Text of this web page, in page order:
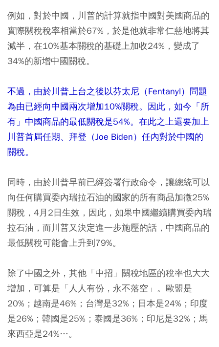
例如，對於中國，川普的計算就指中國對美國商品的
實際關稅稅率相當於67%，於是他就非常仁慈地將其
減半，在10%基本關稅的基礎上加收24%，變成了
34%的新增中國關稅。
不過，由於川普上台之後以芬太尼（Fentanyl）問題
為由已經向中國兩次增加10%關稅。因此，如今「所
有」中國商品的最低關稅是54%。在此之上還要加上
川普首屆任期、拜登（Joe Biden）任內對於中國的
關稅。
同時，由於川普早前已經簽署行政命令，讓總統可以
向任何購買委內瑞拉石油的國家的所有商品加徵25%
關稅，4月2日生效，因此，如果中國繼續購買委內瑞
拉石油，而川普又決定進一步施壓的話，中國商品的
最低關稅可能會上升到79%。
除了中國之外，其他「中招」關稅地區的稅率也大大
增加，可算是「人人有份，永不落空」。歐盟是
20%；越南是46%；台灣是32%；日本是24%；印度
是26%；韓國是25%；泰國是36%；印尼是32%；馬
來西亞是24%…。